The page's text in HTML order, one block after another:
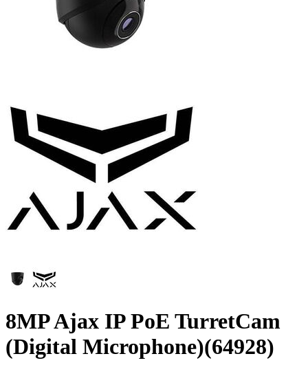
8MP Ajax IP PoE TurretCam
(Digital Microphone)(64928)